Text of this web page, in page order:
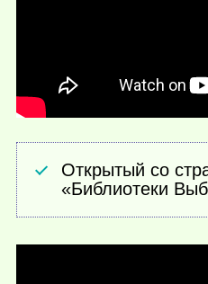
Открытый со
«Библиотеки